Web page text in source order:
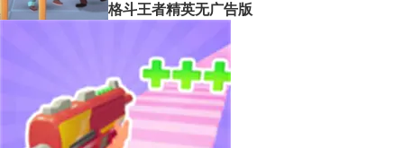
格斗王者精英无广告版